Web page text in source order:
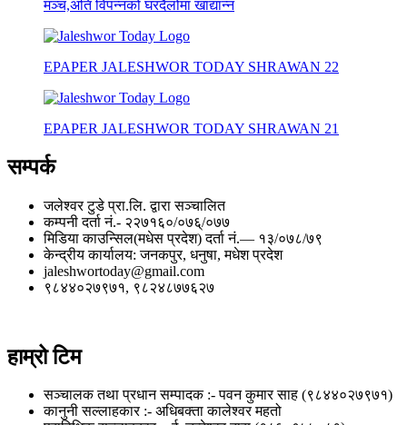
मञ्च,अति विपन्नको घरदैलोमा खाद्यान्न
EPAPER JALESHWOR TODAY SHRAWAN 22
EPAPER JALESHWOR TODAY SHRAWAN 21
सम्पर्क
जलेश्वर टुडे प्रा.लि. द्वारा सञ्चालित
कम्पनी दर्ता नं.- २२७१६०/०७६्/०७७
मिडिया काउन्सिल(मधेस प्रदेश) दर्ता नं.— १३/०७८/७९
केन्द्रीय कार्यालय: जनकपुर, धनुषा, मधेश प्रदेश
jaleshwortoday@gmail.com
९८४४०२७९७१, ९८२४८७७६२७
हाम्रो टिम
सञ्चालक तथा प्रधान सम्पादक :- पवन कुमार साह (९८४४०२७९७१)
कानुनी सल्लाहकार :- अधिबक्ता कालेश्वर महतो